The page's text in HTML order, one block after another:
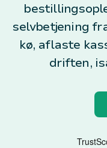
selvbetjening
kø, aflaste
driften,